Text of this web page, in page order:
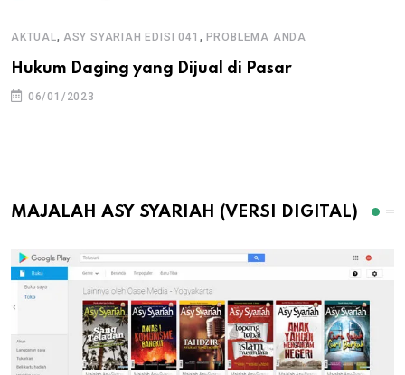
AKTUAL , ASY SYARIAH EDISI 041 , PROBLEMA ANDA
Hukum Daging yang Dijual di Pasar
06/01/2023
MAJALAH ASY SYARIAH (VERSI DIGITAL)